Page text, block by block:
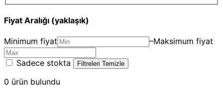
Fiyat Aralığı (yaklaşık)
Minimum fiyat –Maksimum fiyat
Sadece stokta Filtreleri Temizle
0 ürün bulundu